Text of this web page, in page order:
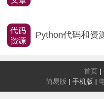
Python代码和资
首页 |
简易版 | 手机版 |